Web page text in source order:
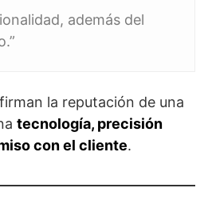
además del
la reputación de una
tecnología, precisión
con el cliente.